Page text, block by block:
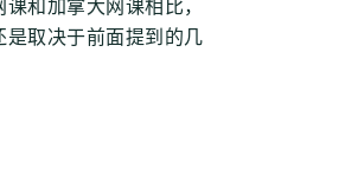
和加拿大网课相比，
是取决于前面提到的几